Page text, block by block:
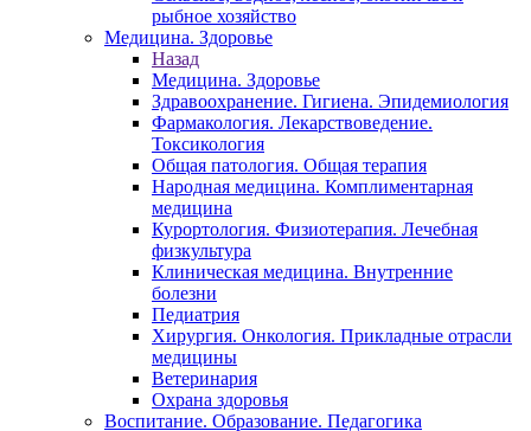
рыбное хозяйство
Медицина. Здоровье
Назад
Медицина. Здоровье
Здравоохранение. Гигиена. Эпидемиология
Фармакология. Лекарствоведение.
Токсикология
Общая патология. Общая терапия
Народная медицина. Комплиментарная
медицина
Курортология. Физиотерапия. Лечебная
физкультура
Клиническая медицина. Внутренние
болезни
Педиатрия
Хирургия. Онкология. Прикладные отрасли
медицины
Ветеринария
Охрана здоровья
Воспитание. Образование. Педагогика